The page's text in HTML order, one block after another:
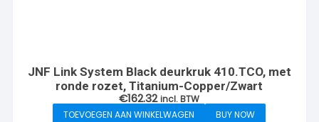
JNF Link System Black deurkruk 410.TCO, met
ronde rozet, Titanium-Copper/Zwart
€162.32 incl. BTW
TOEVOEGEN AAN WINKELWAGEN
BUY NOW